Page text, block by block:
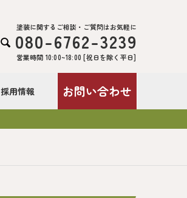

塗装に関するご相談・ご質問はお気軽に
080-6762-3239
営業時間 10:00~18:00 [祝日を除く平日]
採用情報 お問い合わせ